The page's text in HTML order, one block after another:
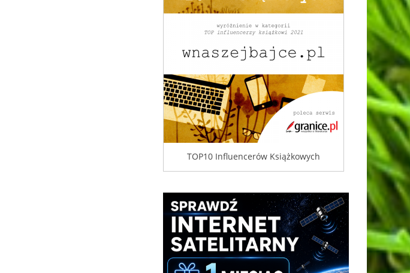
TOP10 Influencerów Książkowych